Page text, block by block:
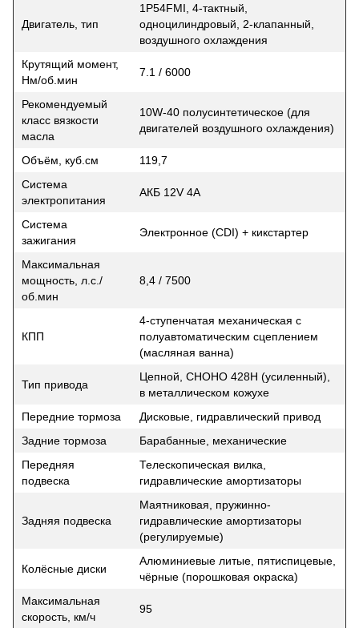
Двигатель, тип
1P54FMI, 4-тактный,
одноцилиндровый, 2-клапанный,
воздушного охлаждения
Крутящий момент,
Нм/об.мин
7.1 / 6000
Рекомендуемый
класс вязкости
масла
10W-40 полусинтетическое (для
двигателей воздушного охлаждения)
Объём, куб.см
119,7
Система
электропитания
АКБ 12V 4A
Система
зажигания
Электронное (CDI) + кикстартер
Максимальная
мощность, л.с./
об.мин
8,4 / 7500
КПП
4-ступенчатая механическая с
полуавтоматическим сцеплением
(масляная ванна)
Тип привода
Цепной, CHOHO 428H (усиленный),
в металлическом кожухе
Передние тормоза
Дисковые, гидравлический привод
Задние тормоза
Барабанные, механические
Передняя
подвеска
Телескопическая вилка,
гидравлические амортизаторы
Задняя подвеска
Маятниковая, пружинно-
гидравлические амортизаторы
(регулируемые)
Колёсные диски
Алюминиевые литые, пятиспицевые,
чёрные (порошковая окраска)
Максимальная
скорость, км/ч
95